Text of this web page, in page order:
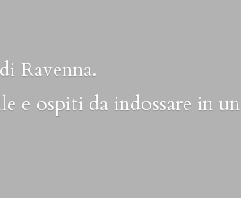
Ravenna.
e ospiti da indossare in un